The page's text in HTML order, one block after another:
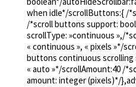
when idle*/scrollButtons:{ /
/*scroll buttons support:
scrollType: »continuous »,/
« continuous », « pixels »*/
buttons continuous scrolling
« auto »*/scrollAmount:40 /
amount: integer (pixels)*/